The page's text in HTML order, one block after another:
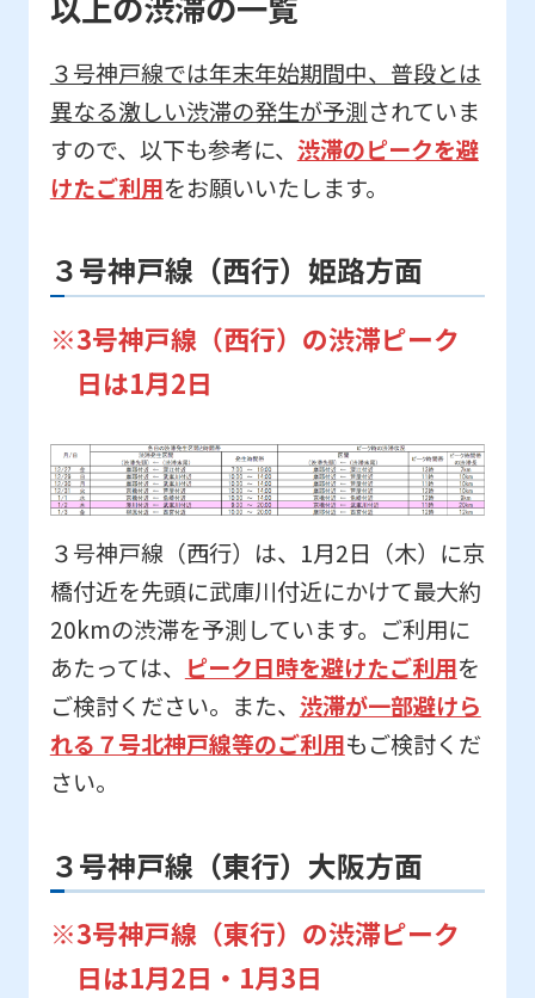
３号神戸線では年末年始期間中、普段とは
異なる激しい渋滞の発生が予測されていま
すので、以下も参考に、 渋滞のピークを避
けたご利用をお願いいたします。
３号神戸線（西行）姫路方面
※3号神戸線（西行）の渋滞ピーク
日は1月2日
３号神戸線（西行）は、1月2日（木）に京
橋付近を先頭に武庫川付近にかけて最大約
20kmの渋滞を予測しています。ご利用に
あたっては、 ピーク日時を避けたご利用を
ご検討ください。また、 渋滞が一部避けら
れる７号北神戸線等のご利用もご検討くだ
さい。
３号神戸線（東行）大阪方面
※3号神戸線（東行）の渋滞ピーク
日は1月2日・1月3日